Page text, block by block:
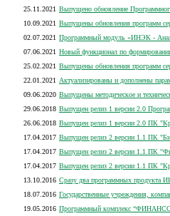
25.11.2021 Выпущено обновление
10.09.2021 Выпущены обновления программ
02.07.2021 Программный модуль «ИНЭК -
07.06.2021 Новый функционал по
25.02.2021 Выпущены обновления программ
22.01.2021
Актуализированы и дополнены
09.06.2020 Выпущены методическое и
29.06.2018 Выпущен релиз 1 версии 2.0
26.06.2018 Выпущен релиз 1 версии 2.0 ПК
17.04.2017 Выпущен релиз 2 версии 1.1 ПК
17.04.2017 Выпущен релиз 2 версии 1.1 ПК
17.04.2017 Выпущен релиз 2 версии 1.1 ПК
13.10.2016 Сразу два программных продукта
18.07.2016 Государственные учреждения,
19.05.2016 Программный комплекс